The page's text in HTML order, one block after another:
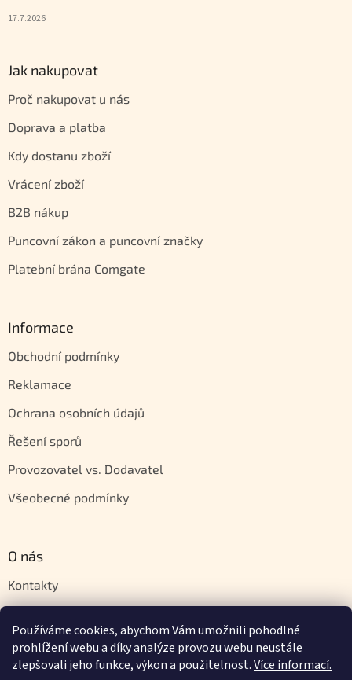
Používáme cookies, abychom Vám umožnili pohodlné
prohlížení webu a díky analýze provozu webu neustále
zlepšovali jeho funkce, výkon a použitelnost.Více informací.
17.7.2026
Jak nakupovat
Proč nakupovat u nás
Doprava a platba
Kdy dostanu zboží
Vrácení zboží
B2B nákup
Puncovní zákon a puncovní značky
Platební brána Comgate
Informace
Obchodní podmínky
Reklamace
Ochrana osobních údajů
Řešení sporů
Provozovatel vs. Dodavatel
Všeobecné podmínky
O nás
Kontakty
Napište nám